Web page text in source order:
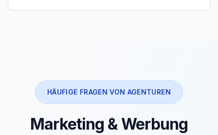
HÄUFIGE FRAGEN VON AGENTUREN
Marketing & Werbung